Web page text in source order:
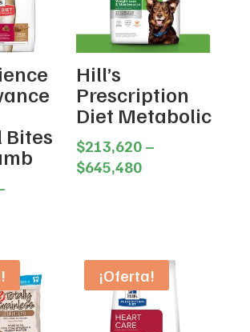
Bites
Hill’s
Prescription
Diet Metabolic
$213,620 –
$645,480Price
¡Oferta!